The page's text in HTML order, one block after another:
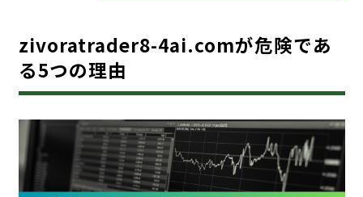
zivoratrader8-4ai.comが危険であ
る5つの理由